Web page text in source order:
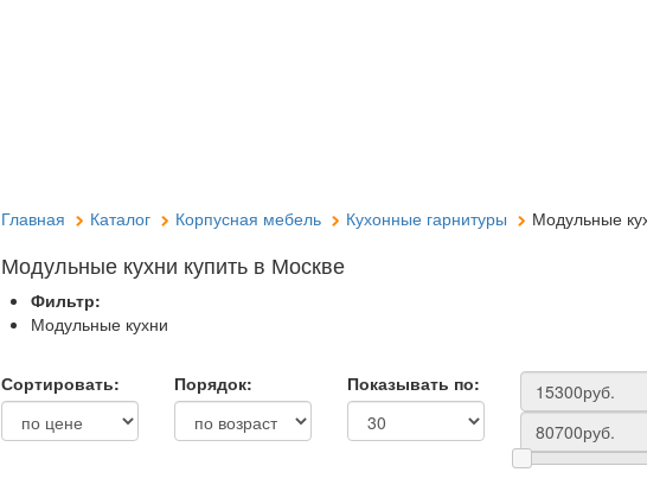
Главная Каталог Корпусная мебель Кухонные гарнитуры Модульные
Модульные кухни купить в Москве
Фильтр:
Модульные кухни
Сортировать: Порядок: Показывать по: